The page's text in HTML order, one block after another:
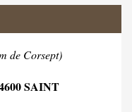
de Corsept)
SAINT